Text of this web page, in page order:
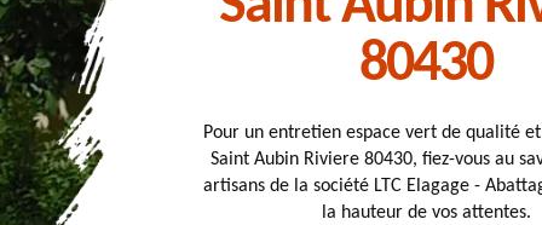
80430
Pour un entretien espace vert de qualité
Saint Aubin Riviere 80430, fiez-vous au
artisans de la société LTC Elagage -
la hauteur de vos attentes.